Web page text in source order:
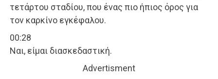
τετάρτου σταδίου, που ένας πιο ήπιος όρος για
τον καρκίνο εγκέφαλου.
00:28
Ναι, είμαι διασκεδαστική.
Advertisment